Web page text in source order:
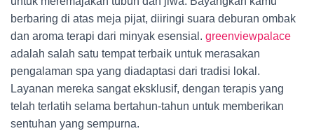
berbaring di atas meja pijat, diiringi suara deburan ombak
dan aroma terapi dari minyak esensial. greenviewpalace
adalah salah satu tempat terbaik untuk merasakan
pengalaman spa yang diadaptasi dari tradisi lokal.
Layanan mereka sangat eksklusif, dengan terapis yang
telah terlatih selama bertahun-tahun untuk memberikan
sentuhan yang sempurna.